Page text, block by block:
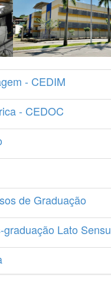
- CEDIM
- CEDOC
de Graduação
Lato Sensu